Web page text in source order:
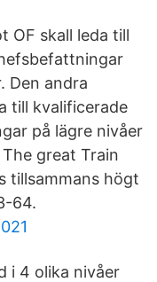
OF skall leda till
Den andra
till kvalificerade
på lägre nivåer
great Train
tillsammans högt
64.
i 4 olika nivåer